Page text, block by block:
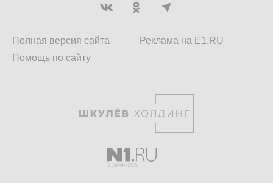
Полная версия сайта
Помощь по сайту
Реклама на E1.RU